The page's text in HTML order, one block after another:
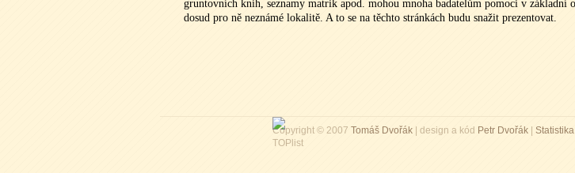
gruntovních knih, seznamy matrik apod. mohou mnoha badatelům pomoci v základní
dosud pro ně neznámé lokalitě. A to se na těchto stránkách budu snažit prezentovat.
Copyright © 2007 Tomáš Dvořák| design a kód Petr Dvořák|